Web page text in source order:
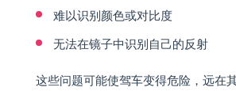
难以识别颜色或对比度
无法在镜子中识别自己的反射
这些问题可能使驾车变得危险，远在